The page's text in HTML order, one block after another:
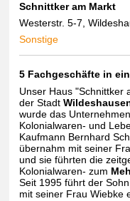
Schnittker am Markt
Westerstr. 5-7,
Sonstige
5 Fachgeschäfte in
Unser Haus "Schnittker
der Stadt
wurde das
Kolonialwaren- und
Kaufmann Bernhard
übernahm mit seiner
und sie führten die
Kolonialwaren- zum
Seit 1995 führt der
mit seiner Frau Wiebke